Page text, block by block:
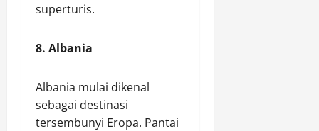
superturis.
8. Albania
Albania mulai dikenal
sebagai destinasi
tersembunyi Eropa. Pantai